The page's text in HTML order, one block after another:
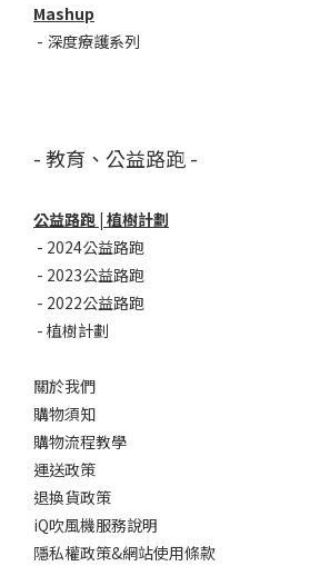
Mashup
- 深度療護系列
- 教育、公益路跑 -
公益路跑 | 植樹計劃
- 2024公益路跑
- 2023公益路跑
- 2022公益路跑
- 植樹計劃
關於我們
購物須知
購物流程教學
運送政策
退換貨政策
iQ吹風機服務說明
隱私權政策&網站使用條款